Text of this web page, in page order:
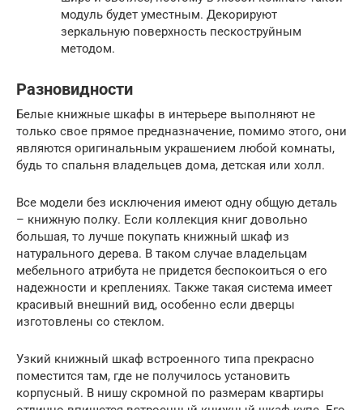
модуль будет уместным. Декорируют
зеркальную поверхность пескоструйным
методом.
Разновидности
Белые книжные шкафы в интерьере выполняют не
только свое прямое предназначение, помимо этого, они
являются оригинальным украшением любой комнаты,
будь то спальня владельцев дома, детская или холл.
Все модели без исключения имеют одну общую деталь
– книжную полку. Если коллекция книг довольно
большая, то лучше покупать книжный шкаф из
натурального дерева. В таком случае владельцам
мебельного атрибута не придется беспокоиться о его
надежности и креплениях. Также такая система имеет
красивый внешний вид, особенно если дверцы
изготовлены со стеклом.
Узкий книжный шкаф встроенного типа прекрасно
поместится там, где не получилось установить
корпусный. В нишу скромной по размерам квартиры